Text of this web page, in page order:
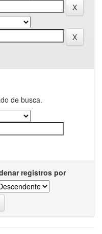
de busca.
registros por